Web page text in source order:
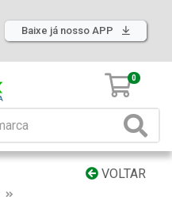
Baixe já nosso APP
0
VOLTAR